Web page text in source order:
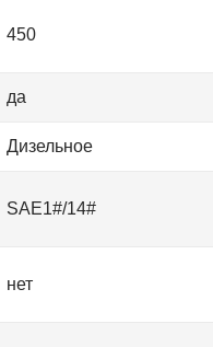
450
да
Дизельное
SAE1#/14#
нет